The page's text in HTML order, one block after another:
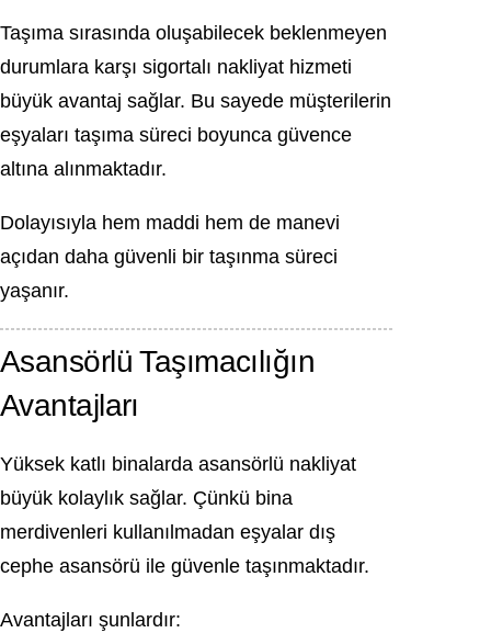
Taşıma sırasında oluşabilecek beklenmeyen
durumlara karşı sigortalı nakliyat hizmeti
büyük avantaj sağlar. Bu sayede müşterilerin
eşyaları taşıma süreci boyunca güvence
altına alınmaktadır.
Dolayısıyla hem maddi hem de manevi
açıdan daha güvenli bir taşınma süreci
yaşanır.
Asansörlü Taşımacılığın
Avantajları
Yüksek katlı binalarda asansörlü nakliyat
büyük kolaylık sağlar. Çünkü bina
merdivenleri kullanılmadan eşyalar dış
cephe asansörü ile güvenle taşınmaktadır.
Avantajları şunlardır: